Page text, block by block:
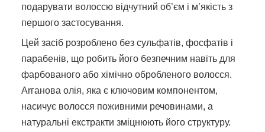
подарувати волоссю відчутний об’єм і м’якість з
першого застосування.
Цей засіб розроблено без сульфатів, фосфатів і
парабенів, що робить його безпечним навіть для
фарбованого або хімічно обробленого волосся.
Arганова олія, яка є ключовим компонентом,
насичує волосся поживними речовинами, а
натуральні екстракти зміцнюють його структуру.